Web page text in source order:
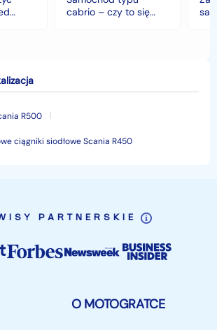
klimacie?
cabrio – czy to się
R500
ciągniki siodłowe Scania R450
PARTNERSKIE
O MOTOGRATCE